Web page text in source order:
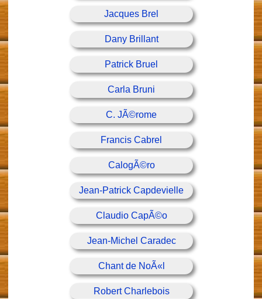
Jacques Brel
Dany Brillant
Patrick Bruel
Carla Bruni
C. JÃ©rome
Francis Cabrel
CalogÃ©ro
Jean-Patrick Capdevielle
Claudio CapÃ©o
Jean-Michel Caradec
Chant de NoÃ«l
Robert Charlebois